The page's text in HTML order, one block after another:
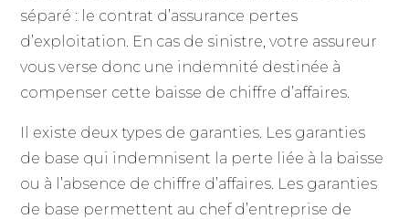
séparé : le contrat d’assurance pertes
d’exploitation. En cas de sinistre, votre assureur
vous verse donc une indemnité destinée à
compenser cette baisse de chiffre d’affaires.
Il existe deux types de garanties. Les garanties
de base qui indemnisent la perte liée à la baisse
ou à l’absence de chiffre d’affaires. Les garanties
de base permettent au chef d’entreprise de